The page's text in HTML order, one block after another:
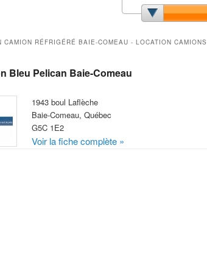
Camion Sport VUS
Mini-Fourgonnette
CAMION RÉFRIGÉRÉ BAIE-COMEAU - LOCATION CAMIONS
Bleu Pelican Baie-Comeau
1943 boul Laflèche
Baie-Comeau, Québec
G5C 1E2
Voir la fiche complète »